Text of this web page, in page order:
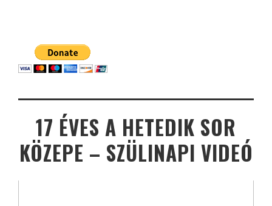
17 ÉVES A HETEDIK SOR
KÖZEPE – SZÜLINAPI VIDEÓ